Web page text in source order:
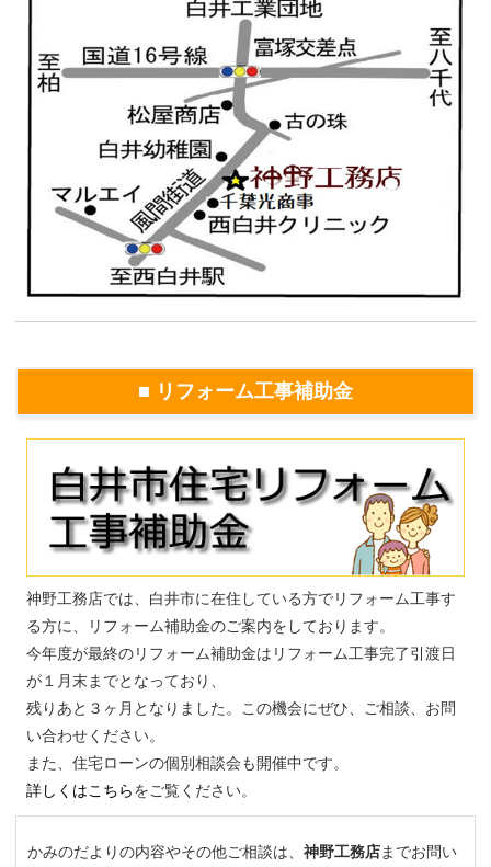
■ リフォーム工事補助金
神野工務店では、白井市に在住している方でリフォーム工事す
る方に、リフォーム補助金のご案内をしております。
今年度が最終のリフォーム補助金はリフォーム工事完了引渡日
が１月末までとなっており、
残りあと３ヶ月となりました。この機会にぜひ、ご相談、お問
い合わせください。
また、住宅ローンの個別相談会も開催中です。
詳しくはこちらをご覧ください。
かみのだよりの内容やその他ご相談は、神野工務店までお問い